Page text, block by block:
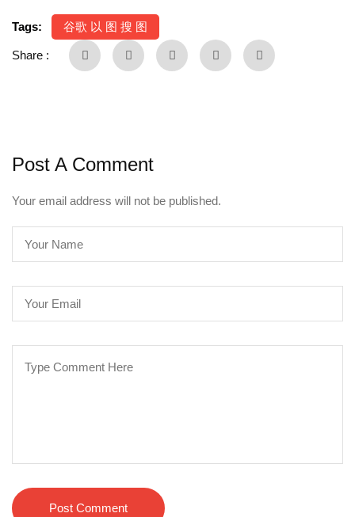
Tags: 谷歌 以 图 搜 图
Share :
Post A Comment
Your email address will not be published.
Post Comment